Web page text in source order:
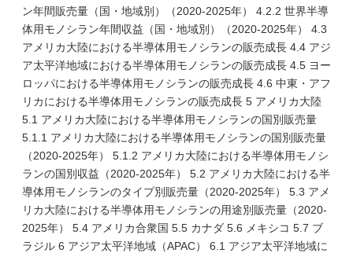
ン年間販売量（国・地域別）（2020-2025年） 4.2.2 世界半導
体用モノシラン年間収益（国・地域別）（2020-2025年） 4.3
アメリカ大陸における半導体用モノシランの販売成長 4.4 アジ
ア太平洋地域における半導体用モノシランの販売成長 4.5 ヨー
ロッパにおける半導体用モノシランの販売成長 4.6 中東・アフ
リカにおける半導体用モノシランの販売成長 5 アメリカ大陸
5.1 アメリカ大陸における半導体用モノシランの国別販売量
5.1.1 アメリカ大陸における半導体用モノシランの国別販売量
（2020-2025年） 5.1.2 アメリカ大陸における半導体用モノシ
ランの国別収益（2020-2025年） 5.2 アメリカ大陸における半
導体用モノシランのタイプ別販売量（2020-2025年） 5.3 アメ
リカ大陸における半導体用モノシランの用途別販売量（2020-
2025年） 5.4 アメリカ合衆国 5.5 カナダ 5.6 メキシコ 5.7 ブ
ラジル 6 アジア太平洋地域（APAC） 6.1 アジア太平洋地域に